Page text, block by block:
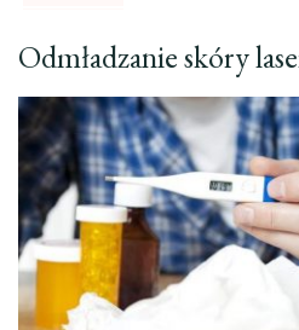
Odmładzanie skóry